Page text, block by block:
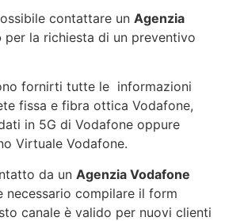
contattare un Agenzia
per la richiesta di un preventivo
fornirti tutte le informazioni
fissa e fibra ottica Vodafone,
in 5G di Vodafone oppure
Virtuale Vodafone.
da un Agenzia Vodafone
necessario compilare il form
canale è valido per nuovi clienti